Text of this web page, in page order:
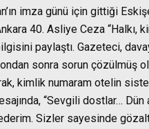
imza günü için gittiği
40. Asliye Ceza
paylaştı. Gazeteci,
sonra sorun çözülmüş
kimlik numaram otelin
“Sevgili dostlar…
Sizler sayesinde